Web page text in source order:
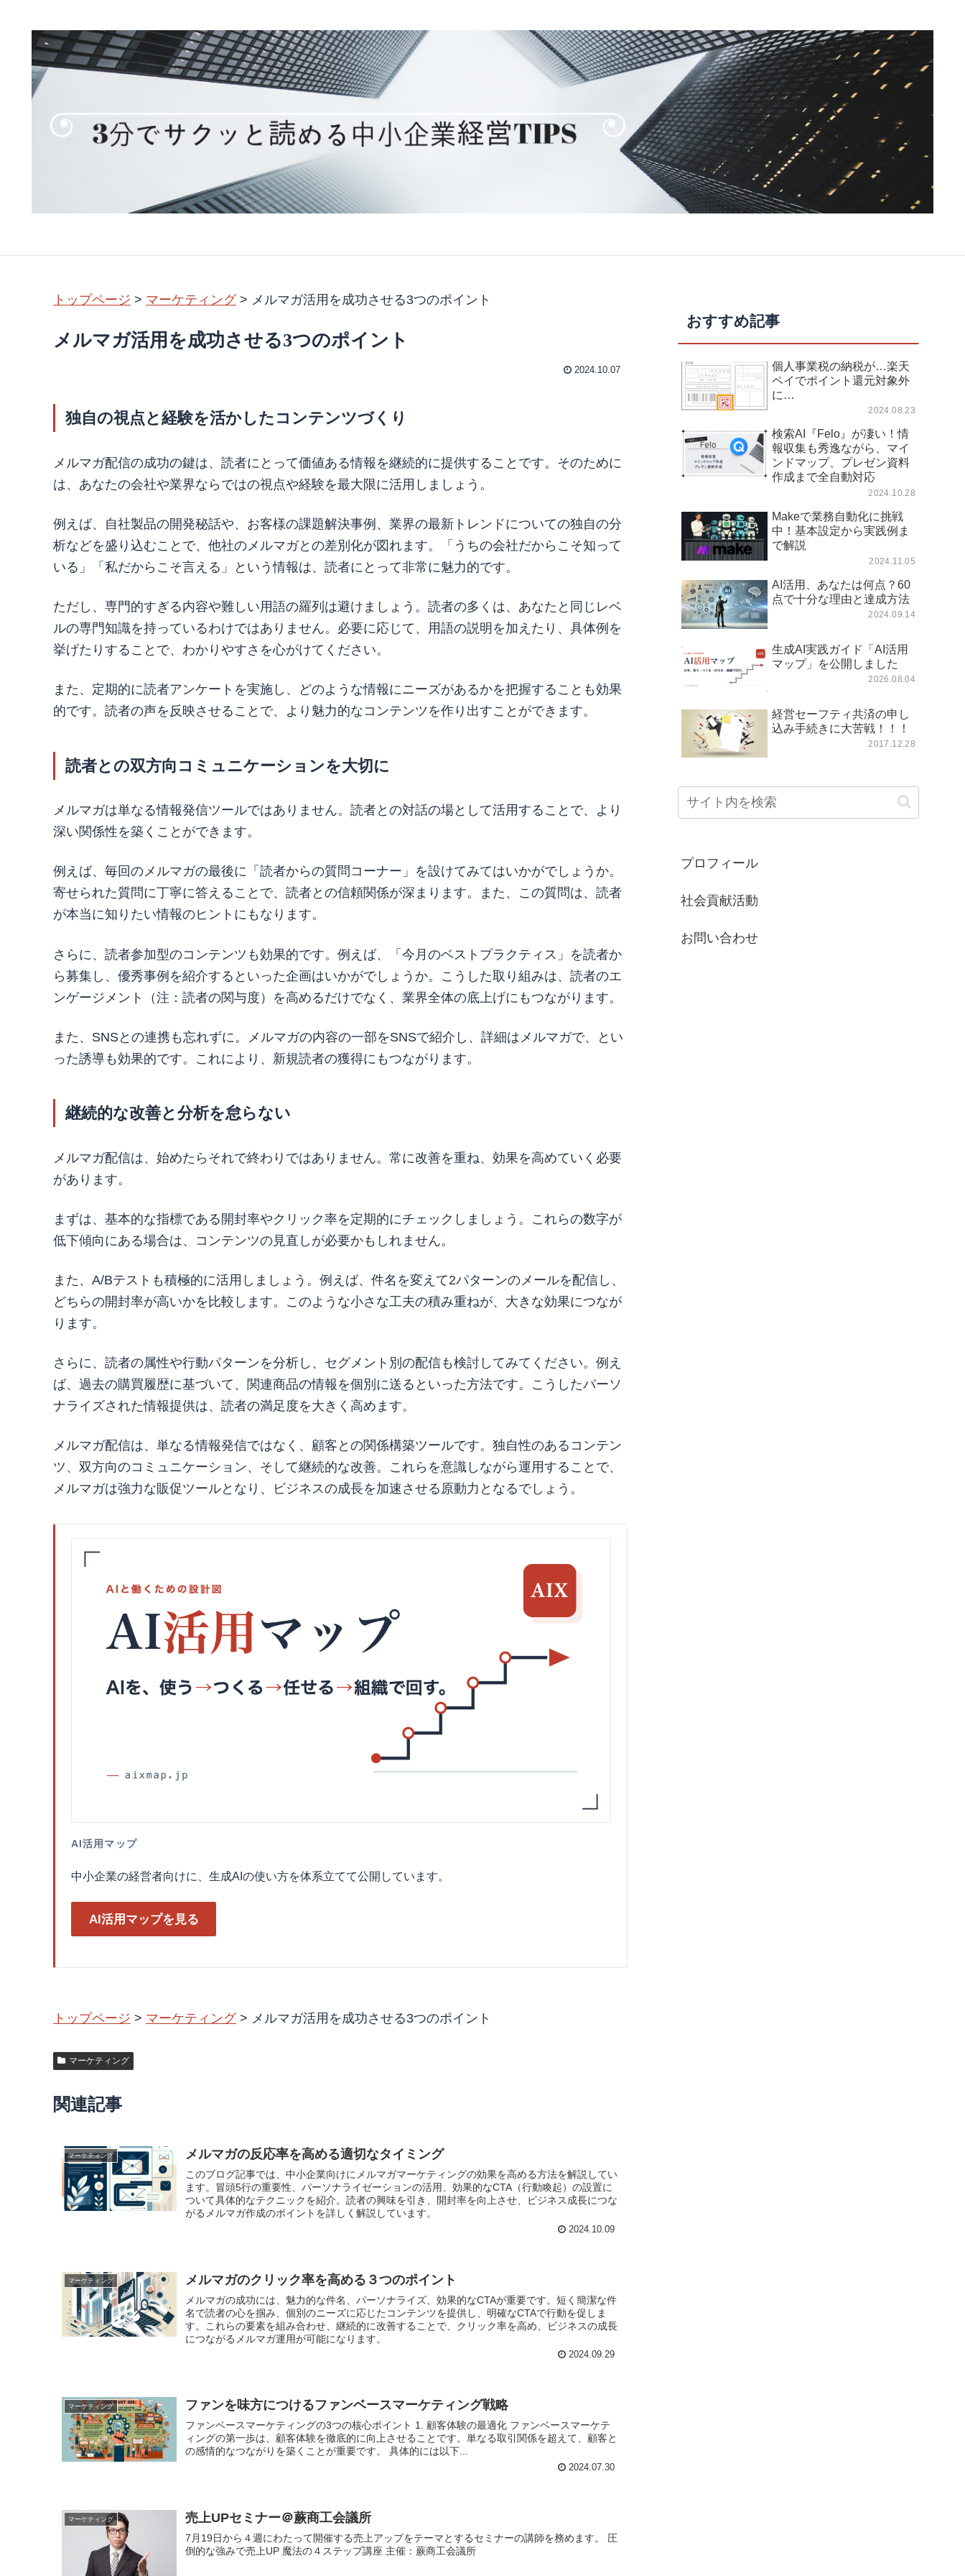
トップページ > マーケティング> メルマガ活用を成功させる3つのポイント
メルマガ活用を成功させる3つのポイント
2024.10.07
独自の視点と経験を活かしたコンテンツづくり
メルマガ配信の成功の鍵は、読者にとって価値ある情報を継続的に提供することです。そのために
は、あなたの会社や業界ならではの視点や経験を最大限に活用しましょう。
例えば、自社製品の開発秘話や、お客様の課題解決事例、業界の最新トレンドについての独自の分
析などを盛り込むことで、他社のメルマガとの差別化が図れます。「うちの会社だからこそ知って
いる」「私だからこそ言える」という情報は、読者にとって非常に魅力的です。
ただし、専門的すぎる内容や難しい用語の羅列は避けましょう。読者の多くは、あなたと同じレベ
ルの専門知識を持っているわけではありません。必要に応じて、用語の説明を加えたり、具体例を
挙げたりすることで、わかりやすさを心がけてください。
また、定期的に読者アンケートを実施し、どのような情報にニーズがあるかを把握することも効果
的です。読者の声を反映させることで、より魅力的なコンテンツを作り出すことができます。
読者との双方向コミュニケーションを大切に
メルマガは単なる情報発信ツールではありません。読者との対話の場として活用することで、より
深い関係性を築くことができます。
例えば、毎回のメルマガの最後に「読者からの質問コーナー」を設けてみてはいかがでしょうか。
寄せられた質問に丁寧に答えることで、読者との信頼関係が深まります。また、この質問は、読者
が本当に知りたい情報のヒントにもなります。
さらに、読者参加型のコンテンツも効果的です。例えば、「今月のベストプラクティス」を読者か
ら募集し、優秀事例を紹介するといった企画はいかがでしょうか。こうした取り組みは、読者のエ
ンゲージメント（注：読者の関与度）を高めるだけでなく、業界全体の底上げにもつながります。
また、SNSとの連携も忘れずに。メルマガの内容の一部をSNSで紹介し、詳細はメルマガで、とい
った誘導も効果的です。これにより、新規読者の獲得にもつながります。
継続的な改善と分析を怠らない
メルマガ配信は、始めたらそれで終わりではありません。常に改善を重ね、効果を高めていく必要
があります。
まずは、基本的な指標である開封率やクリック率を定期的にチェックしましょう。これらの数字が
低下傾向にある場合は、コンテンツの見直しが必要かもしれません。
また、A/Bテストも積極的に活用しましょう。例えば、件名を変えて2パターンのメールを配信し、
どちらの開封率が高いかを比較します。このような小さな工夫の積み重ねが、大きな効果につなが
ります。
さらに、読者の属性や行動パターンを分析し、セグメント別の配信も検討してみてください。例え
ば、過去の購買履歴に基づいて、関連商品の情報を個別に送るといった方法です。こうしたパーソ
ナライズされた情報提供は、読者の満足度を大きく高めます。
メルマガ配信は、単なる情報発信ではなく、顧客との関係構築ツールです。独自性のあるコンテン
ツ、双方向のコミュニケーション、そして継続的な改善。これらを意識しながら運用することで、
メルマガは強力な販促ツールとなり、ビジネスの成長を加速させる原動力となるでしょう。
AI活用マップ
中小企業の経営者向けに、生成AIの使い方を体系立てて公開しています。
AI活用マップを見る
トップページ > マーケティング> メルマガ活用を成功させる3つのポイント
マーケティング
関連記事
マーケティング メルマガの反応率を高める適切なタイミング
このブログ記事では、中小企業向けにメルマガマーケティングの効果を高める方法を解説してい
ます。冒頭5行の重要性、パーソナライゼーションの活用、効果的なCTA（行動喚起）の設置に
ついて具体的なテクニックを紹介。読者の興味を引き、開封率を向上させ、ビジネス成長につな
がるメルマガ作成のポイントを詳しく解説しています。
2024.10.09
マーケティング メルマガのクリック率を高める３つのポイント
メルマガの成功には、魅力的な件名、パーソナライズ、効果的なCTAが重要です。短く簡潔な件
名で読者の心を掴み、個別のニーズに応じたコンテンツを提供し、明確なCTAで行動を促しま
す。これらの要素を組み合わせ、継続的に改善することで、クリック率を高め、ビジネスの成長
につながるメルマガ運用が可能になります。
2024.09.29
マーケティング ファンを味方につけるファンベースマーケティング戦略
ファンベースマーケティングの3つの核心ポイント 1. 顧客体験の最適化 ファンベースマーケテ
ィングの第一歩は、顧客体験を徹底的に向上させることです。単なる取引関係を超えて、顧客と
の感情的なつながりを築くことが重要です。 具体的には以下...
2024.07.30
マーケティング 売上UPセミナー＠蕨商工会議所
7月19日から４週にわたって開催する売上アップをテーマとするセミナーの講師を務めます。 圧
倒的な強みで売上UP 魔法の４ステップ講座 主催：蕨商工会議所
おすすめ記事
個人事業税の納税が…楽天
ペイでポイント還元対象外
に…
2024.08.23
検索AI『Felo』が凄い！情
報収集も秀逸ながら、マイ
ンドマップ、プレゼン資料
作成まで全自動対応
2024.10.28
Makeで業務自動化に挑戦
中！基本設定から実践例ま
で解説
2024.11.05
AI活用、あなたは何点？60
点で十分な理由と達成方法
2024.09.14
生成AI実践ガイド「AI活用
マップ」を公開しました
2026.08.04
経営セーフティ共済の申し
込み手続きに大苦戦！！！
2017.12.28
プロフィール
社会貢献活動
お問い合わせ